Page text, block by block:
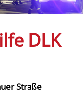
DLK
Straße